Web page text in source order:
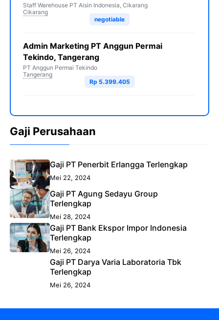
Staff Warehouse PT Aisin Indonesia, Cikarang
Cikarang
negotiable
Admin Marketing PT Anggun Permai
Tekindo, Tangerang
PT Anggun Permai Tekindo
Tangerang
Rp 5.399.405
Gaji Perusahaan
Gaji PT Penerbit Erlangga Terlengkap
Mei 22, 2024
Gaji PT Agung Sedayu Group
Terlengkap
Mei 28, 2024
Gaji PT Bank Ekspor Impor Indonesia
Terlengkap
Mei 26, 2024
Gaji PT Darya Varia Laboratoria Tbk
Terlengkap
Mei 26, 2024